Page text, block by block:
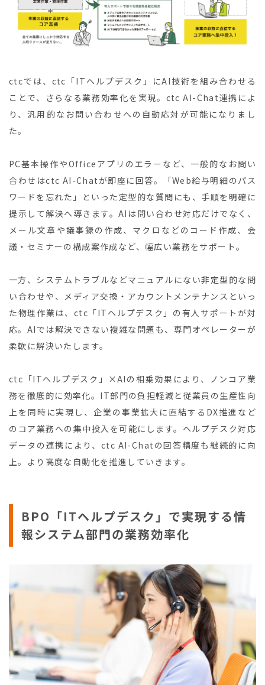
ctcでは、ctc「ITヘルプデスク」にAI技術を組み合わせる
ことで、さらなる業務効率化を実現。ctc AI-Chat連携によ
り、汎用的なお問い合わせへの自動応対が可能になりまし
た。
PC基本操作やOfficeアプリのエラーなど、一般的なお問い
合わせはctc AI-Chatが即座に回答。「Web給与明細のパス
ワードを忘れた」といった定型的な質問にも、手順を明確に
提示して解決へ導きます。AIは問い合わせ対応だけでなく、
メール文章や議事録の作成、マクロなどのコード作成、会
議・セミナーの構成案作成など、幅広い業務をサポート。
一方、システムトラブルなどマニュアルにない非定型的な問
い合わせや、メディア交換・アカウントメンテナンスといっ
た物理作業は、ctc「ITヘルプデスク」の有人サポートが対
応。AIでは解決できない複雑な問題も、専門オペレーターが
柔軟に解決いたします。
ctc「ITヘルプデスク」×AIの相乗効果により、ノンコア業
務を徹底的に効率化。IT部門の負担軽減と従業員の生産性向
上を同時に実現し、企業の事業拡大に直結するDX推進など
のコア業務への集中投入を可能にします。ヘルプデスク対応
データの連携により、ctc AI-Chatの回答精度も継続的に向
上。より高度な自動化を推進していきます。
BPO「ITヘルプデスク」で実現する情
報システム部門の業務効率化